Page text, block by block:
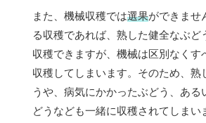
また、機械収穫では選果ができませ
る収穫であれば、熟した健全なぶど
収穫できますが、機械は区別なくす
収穫してしまいます。そのため、熟
うや、病気にかかったぶどう、ある
どうなども一緒に収穫されてしまい